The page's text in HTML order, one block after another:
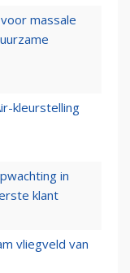
massale
kleurstelling
in
klant
vliegveld van